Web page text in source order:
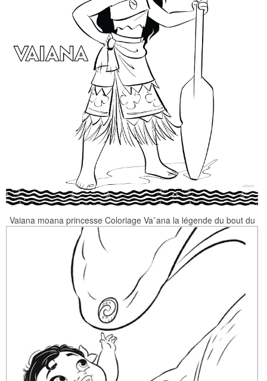
Vaiana moana princesse Coloriage Va¯ana la légende du bout du